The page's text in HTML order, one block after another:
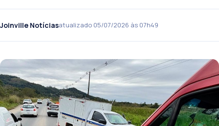
Joinville Notíciasatualizado 05/07/2026 às 07h49